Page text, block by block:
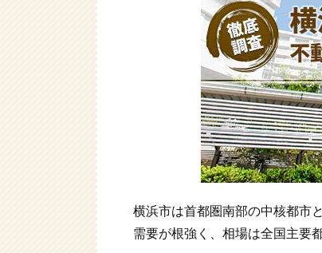
横浜市は首都圏南部の中核都市
需要が根強く、相場は全国主要